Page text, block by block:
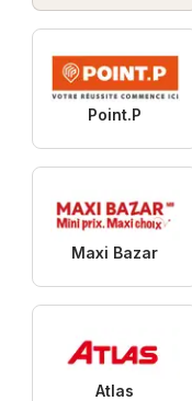
Point.P
Maxi Bazar
Atlas